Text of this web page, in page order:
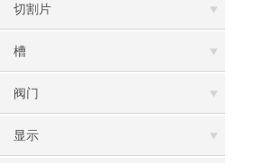
切割片
槽
阀门
显示